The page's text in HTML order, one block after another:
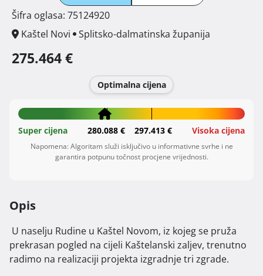
Šifra oglasa: 75124920
Kaštel Novi
Splitsko-dalmatinska županija
275.464 €
Optimalna cijena
Super cijena 280.088 € 297.413 € Visoka cijena
Napomena: Algoritam služi isključivo u informativne svrhe i ne
garantira potpunu točnost procjene vrijednosti.
Opis
prekrasan pogled na cijeli Kaštelanski zaljev, trenutno
radimo na realizaciji projekta izgradnje tri zgrade.